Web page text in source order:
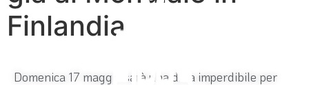
Finlandia
Domenica 17 maggio sarà una data imperdibile per